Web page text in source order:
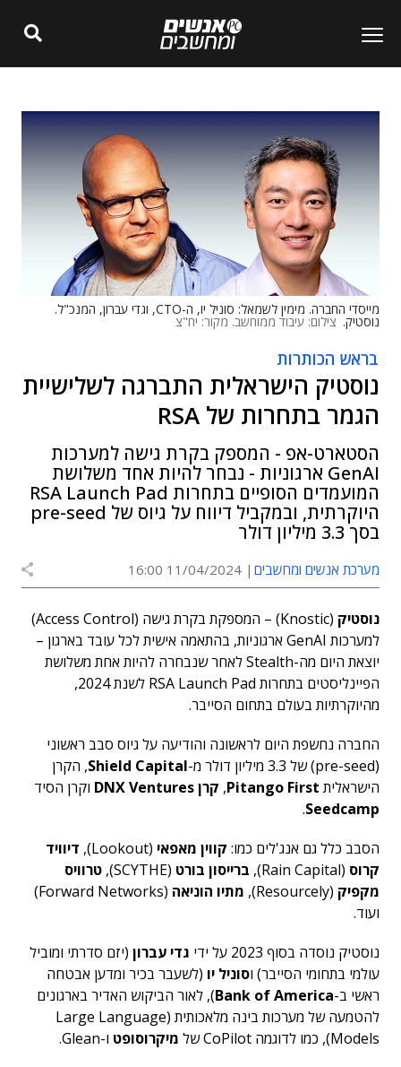
מייסדי החברה. מימין לשמאל: סוניל יו, ה-CTO, וגדי עברון, המנכ"ל.
נוסטיק. צילום: עיבוד ממוחשב. מקור: יח"צ
בראש הכותרות
נוסטיק הישראלית התברגה לשלישיית
הגמר בתחרות של RSA
הסטארט-אפ - המספק בקרת גישה למערכות
GenAI ארגוניות - נבחר להיות אחד משלושת
המועמדים הסופיים בתחרות RSA Launch Pad
היוקרתית, ובמקביל דיווח על גיוס של pre-seed
בסך 3.3 מיליון דולר
מערכת אנשים ומחשבים 11/04/2024 16:00
נוסטיק
(Knostic) – המספקת בקרת גישה (Access Control)
למערכות GenAI ארגוניות, בהתאמה אישית לכל עובד בארגון –
יוצאת היום מה-Stealth לאחר שנבחרה להיות אחת משלושת
הפיינליסטים בתחרות RSA Launch Pad לשנת 2024,
מהיוקרתיות בעולם בתחום הסייבר.
החברה נחשפת היום לראשונה והודיעה על גיוס סבב ראשוני
(pre-seed) של 3.3 מיליון דולר מ-
Shield Capital, הקרן
הישראלית Pitango First
, קרן DNX Ventures
וקרן הסיד
Seedcamp
.
הסבב כלל גם אנג'לים כמו: קווין מאפאי (Lookout),
דיוויד
קרוס (Rain Capital), ברייסון בורט (SCYTHE),
טרוויס
מקפיק (Resourcely), מתיו הוניאה
(Forward Networks)
ועוד.
נוסטיק נוסדה בסוף 2023 על ידי
גדי עברון (יזם סדרתי ומוביל
עולמי בתחומי הסייבר) וסוניל יו (לשעבר בכיר ומדען אבטחה
ראשי ב-Bank of America), לאור הביקוש האדיר בארגונים
להטמעה של מערכות בינה מלאכותית (Large Language
Models), כמו לדוגמה CoPilot של
מיקרוסופט ו-Glean.